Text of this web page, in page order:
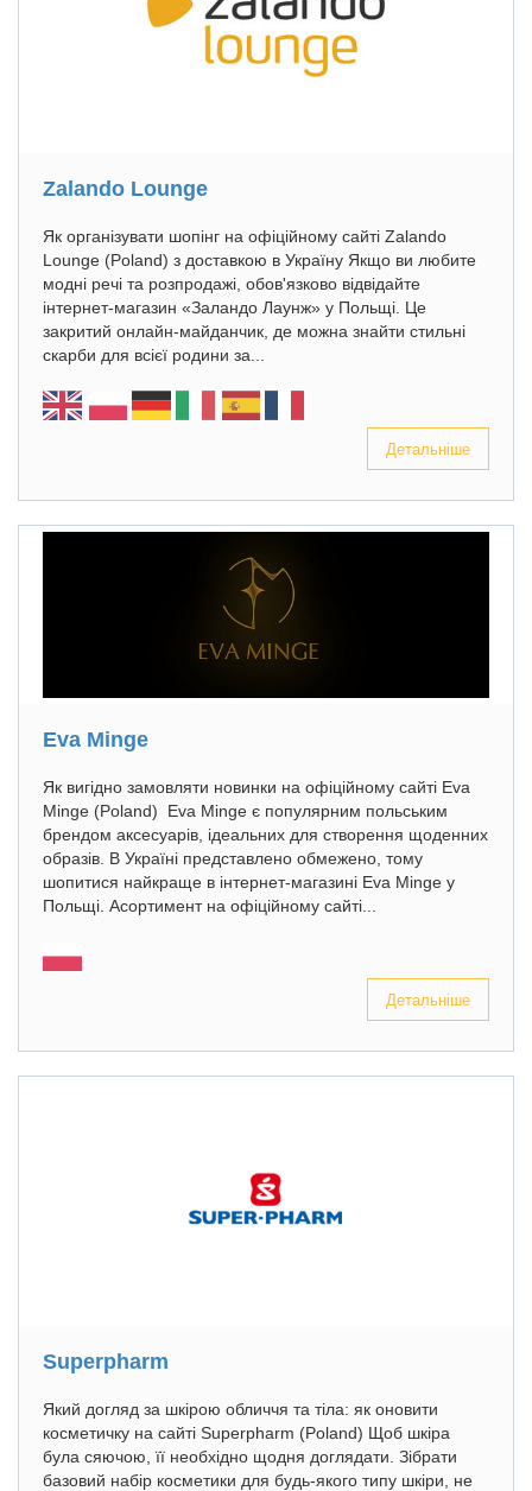
Zalando Lounge
Як організувати шопінг на офіційному сайті Zalando
Lounge (Poland) з доставкою в Україну Якщо ви любите
модні речі та розпродажі, обов'язково відвідайте
інтернет-магазин «Заландо Лаунж» у Польщі. Це
закритий онлайн-майданчик, де можна знайти стильні
скарби для всієї родини за...
Детальніше
Eva Minge
Як вигідно замовляти новинки на офіційному сайті Eva
Minge (Poland) Eva Minge є популярним польським
брендом аксесуарів, ідеальних для створення щоденних
образів. В Україні представлено обмежено, тому
шопитися найкраще в інтернет-магазині Eva Minge у
Польщі. Асортимент на офіційному сайті...
Детальніше
Superpharm
Який догляд за шкірою обличчя та тіла: як оновити
косметичку на сайті Superpharm (Poland) Щоб шкіра
була сяючою, її необхідно щодня доглядати. Зібрати
базовий набір косметики для будь-якого типу шкіри, не